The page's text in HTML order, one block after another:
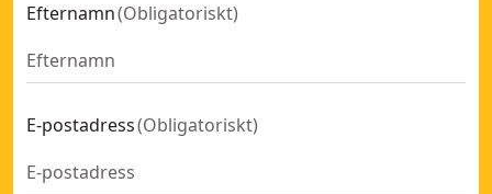
Efternamn(Obligatoriskt)
E-postadress(Obligatoriskt)